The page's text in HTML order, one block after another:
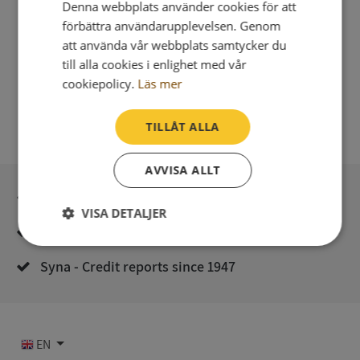
Syna - Credit reports since 1947
EN
Denna webbplats använder cookies för att
förbättra användarupplevelsen. Genom
att använda vår webbplats samtycker du
till alla cookies i enlighet med vår
cookiepolicy. Läs mer
TILLÅT ALLA
AVVISA ALLT
VISA DETALJER
Strikt
nödvändigt
Prestanda Inriktning